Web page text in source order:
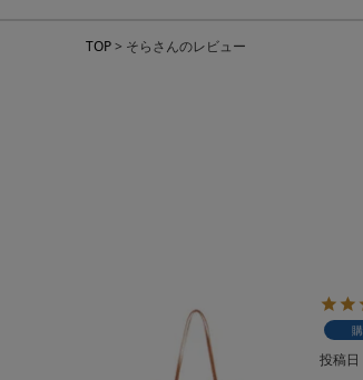
TOP そらさんのレビュー
投稿日